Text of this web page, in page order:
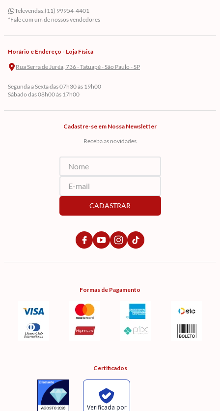
Televendas:(11) 99954-4401
*Fale com um de nossos vendedores
Horário e Endereço - Loja Física
Rua Serra de Juréa, 736 - Tatuapé - São Paulo - SP
Segunda a Sexta das 07h30 às 19h00
Sábado das 08h00 às 17h00
Cadastre-se em Nossa Newsletter
Receba as novidades
CADASTRAR
Formas de Pagamento
Certificados